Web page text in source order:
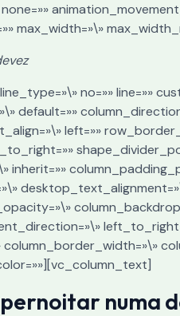
max_width=»\»
no=»» line=»»
default=»»
left=»»
inherit=»»
numa